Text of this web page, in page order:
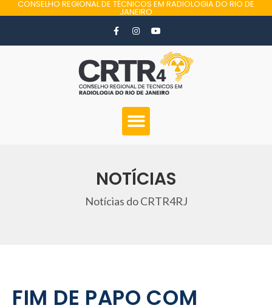
CONSELHO REGIONAL DE TÉCNICOS EM RADIOLOGIA DO RIO DE
JANEIRO
NOTÍCIAS
Notícias do CRTR4RJ
FIM DE PAPO COM